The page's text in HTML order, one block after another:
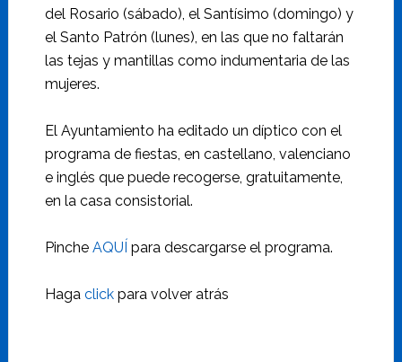
del Rosario (sábado), el Santísimo (domingo) y
el Santo Patrón (lunes), en las que no faltarán
las tejas y mantillas como indumentaria de las
mujeres.
El Ayuntamiento ha editado un díptico con el
programa de fiestas, en castellano, valenciano
e inglés que puede recogerse, gratuitamente,
en la casa consistorial.
Pinche AQUÍ para descargarse el programa.
Haga clickpara volver atrás